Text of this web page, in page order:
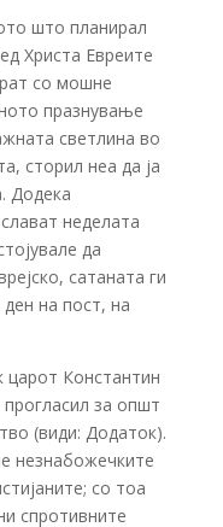
што планирал
Христа Евреите
со мошне
празнување
светлина во
сторил неа да ја
Додека
неделата
да
сатаната ги
на пост, на
царот Константин
прогласил за општ
(види: Додаток).
незнабожечките
со тоа
спротивните